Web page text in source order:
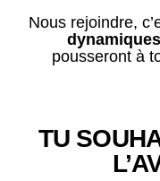
Nous rejoindre,
pousseront à
TU